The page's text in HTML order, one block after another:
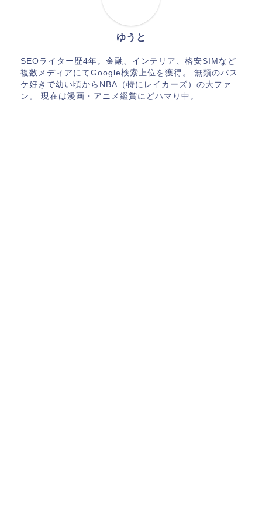
ゆうと
SEOライター歴4年。金融、インテリア、格安SIMなど
複数メディアにてGoogle検索上位を獲得。 無類のバス
ケ好きで幼い頃からNBA（特にレイカーズ）の大ファ
ン。 現在は漫画・アニメ鑑賞にどハマり中。